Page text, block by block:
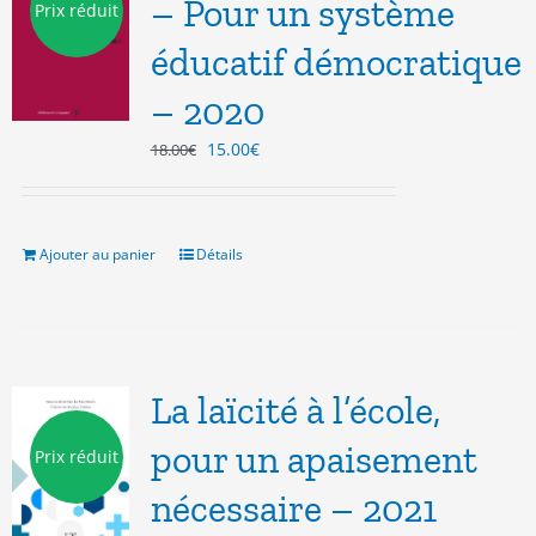
Prix réduit
– Pour un système
éducatif démocratique
– 2020
18.00€ Le
18.00€.
15.00€Le
Ajouter au panier Détails
Prix réduit
La laïcité à l’école,
pour un apaisement
nécessaire – 2021